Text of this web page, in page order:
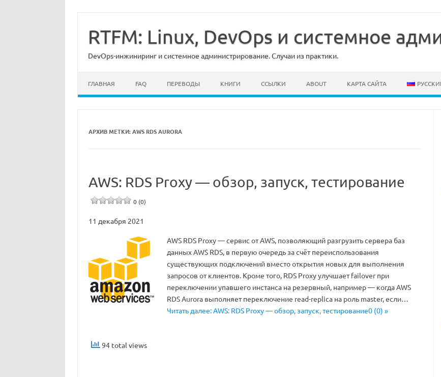
содержимому
RTFM: Linux, DevOps и системное
DevOps-инжиниринг и системное администрирование. Случаи из практики.
ГЛАВНАЯ FAQ ПЕРЕВОДЫ КНИГИ ССЫЛКИ ABOUT КАРТА САЙТА
АРХИВ МЕТКИ:AWS RDS AURORA
AWS: RDS Proxy — обзор, запуск, тестирование
0 (0)
11 декабря 2021
AWS RDS Proxy — сервис от AWS, позволяющий разгрузить сервера баз
данных AWS RDS, в первую очередь за счёт переиспользования
существующих подключений вместо открытия новых для выполнения
запросов от клиентов. Кроме того, RDS Proxy улучшает failover при
переключении упавшего инстанса на резервный, например — когда AWS
RDS Aurora выполняет переключение read-replica на роль master, если…
Читать далее: AWS: RDS Proxy — обзор, запуск, тестирование0 (0) »
94 total views